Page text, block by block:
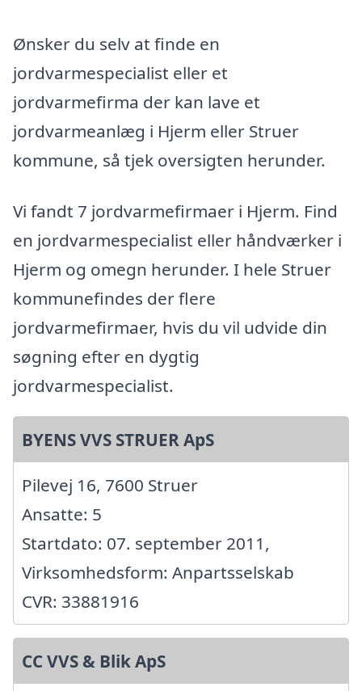
Ønsker du selv at finde en
jordvarmespecialist eller et
jordvarmefirma der kan lave et
jordvarmeanlæg i Hjerm eller Struer
kommune, så tjek oversigten herunder.
Vi fandt 7 jordvarmefirmaer i Hjerm. Find
en jordvarmespecialist eller håndværker i
Hjerm og omegn herunder. I hele Struer
kommunefindes der flere
jordvarmefirmaer, hvis du vil udvide din
søgning efter en dygtig
jordvarmespecialist.
BYENS VVS STRUER ApS
Pilevej 16, 7600 Struer
Ansatte: 5
Startdato: 07. september 2011,
Virksomhedsform: Anpartsselskab
CVR: 33881916
CC VVS & Blik ApS